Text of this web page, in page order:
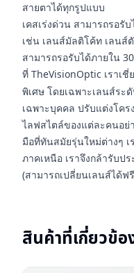
สายตาได้ทุกรูปแบบ
เคสเร่งด่วน สามารถรอรั
เช่น เลนส์มัลติโค้ท เลนส์
สามารถรอรับได้ภายใน
ที่ TheVisionOptic เราเ
พิเศษ โดยเฉพาะเลนส์ร
เฉพาะบุคคล ปรับแต่งโค
ไลฟสไตล์ของแต่ละคนอย่
มือที่ทันสมัยรุ่นใหม่ต่างๆ
ภาคเหนือ เราจึงกล้ารับป
(สามารถเปลี่ยนเลนส์ได้
สินค้าที่เกี่ยวข้อ